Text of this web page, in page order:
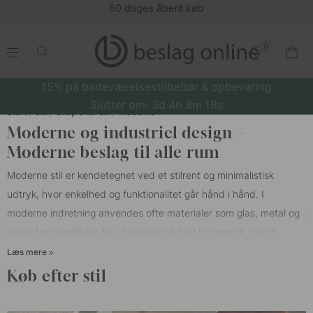
.
0
.
15% på badeværelsestilbehør & opbevaring
Slutter om: 3d 4h 8m 17s
Start Stil Shop efter stil Moderne
Moderne og industriel design –
Moderne beslag til alle rum
Moderne stil er kendetegnet ved et stilrent og minimalistisk
udtryk, hvor enkelhed og funktionalitet går hånd i hånd. I
moderne indretning anvendes ofte materialer som glas, metal og
Hjemmet er ofte præget af en åben planløsning, der udvisker
grænserne mellem rummene og giver en generøs fornemmelse af
Læs mere
Køb efter stil